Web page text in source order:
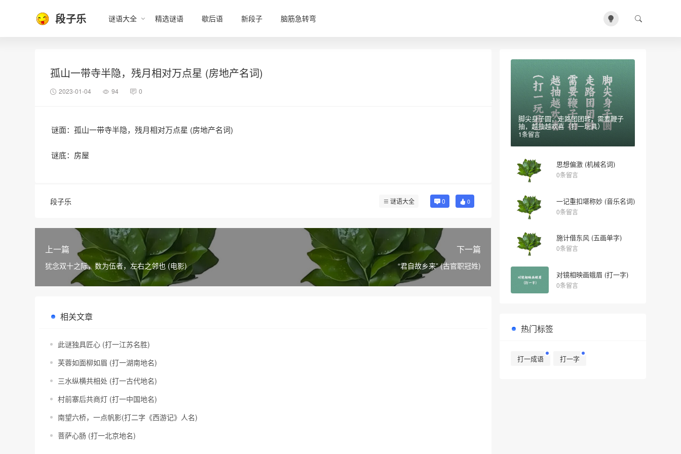
段子乐 谜语大全 精选谜语 歇后语 新段子 脑筋急转弯
孤山一带寺半隐，残月相对万点星 (房地产名词)
2023-01-04 94 0
谜面：孤山一带寺半隐，残月相对万点星 (房地产名词)
谜底：房屋
段子乐 谜语大全 0 0
上一篇
犹念双十之际，数为伍者，左右之邻也 (电影)
下一篇
“君自故乡来” (古官职冠姓)
相关文章
此谜独具匠心 (打一江苏名胜)
芙蓉如面柳如眉 (打一湖南地名)
三水纵横共相处 (打一古代地名)
村前寨后共商灯 (打一中国地名)
南望六桥，一点帆影(打二字《西游记》人名)
菩萨心肠 (打一北京地名)
脚尖身子圆，走路团团转，需要鞭子
抽，越抽越欢喜（打一玩具）
1条留言
思想偏激 (机械名词)
0条留言
一记重扣堪称妙 (音乐名词)
0条留言
施计借东风 (五画单字)
0条留言
对镜相映画蛾眉 (打一字)
0条留言
热门标签
打一成语 打一字